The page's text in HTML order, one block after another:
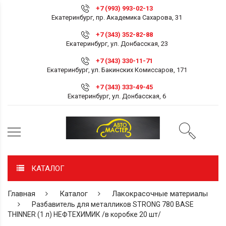
+7 (993) 993-02-13
Екатеринбург, пр. Академика Сахарова, 31
+7 (343) 352-82-88
Екатеринбург, ул. Донбасская, 23
+7 (343) 330-11-71
Екатеринбург, ул. Бакинских Комиссаров, 171
+7 (343) 333-49-45
Екатеринбург, ул. Донбасская, 6
КАТАЛОГ
Главная Каталог Лакокрасочные материалы
Разбавитель для металликов STRONG 780 BASE
THINNER (1 л) НЕФТЕХИМИК /в коробке 20 шт/